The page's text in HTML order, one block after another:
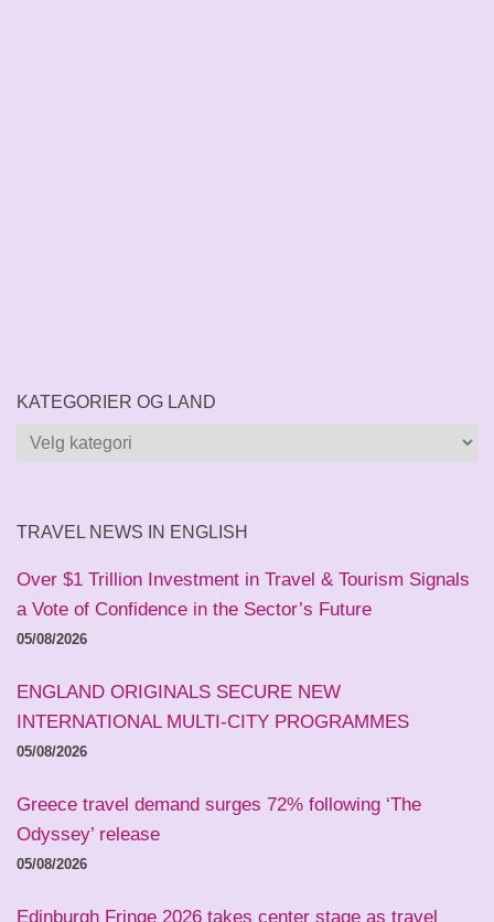
KATEGORIER OG LAND
Kategorier
TRAVEL NEWS IN ENGLISH
Over $1 Trillion Investment in Travel & Tourism Signals
a Vote of Confidence in the Sector’s Future
05/08/2026
ENGLAND ORIGINALS SECURE NEW
INTERNATIONAL MULTI-CITY PROGRAMMES
05/08/2026
Greece travel demand surges 72% following ‘The
Odyssey’ release
05/08/2026
Edinburgh Fringe 2026 takes center stage as travel